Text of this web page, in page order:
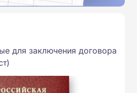
для заключения договора